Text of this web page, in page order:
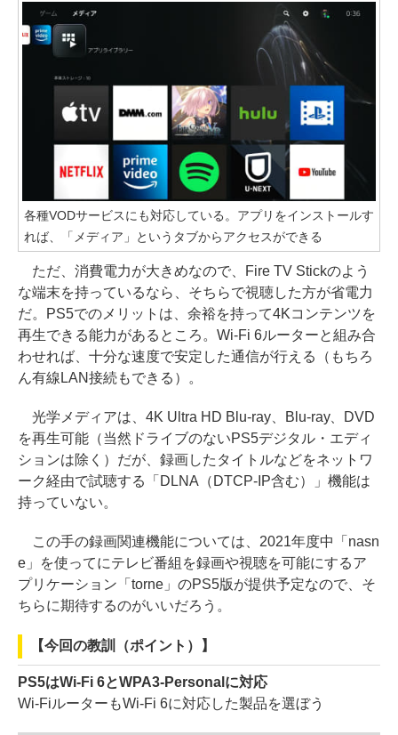
各種VODサービスにも対応している。アプリをインストールす
れば、「メディア」というタブからアクセスができる
ただ、消費電力が大きめなので、Fire TV Stickのよう
な端末を持っているなら、そちらで視聴した方が省電力
だ。PS5でのメリットは、余裕を持って4Kコンテンツを
再生できる能力があるところ。Wi-Fi 6ルーターと組み合
わせれば、十分な速度で安定した通信が行える（もちろ
ん有線LAN接続もできる）。
光学メディアは、4K Ultra HD Blu-ray、Blu-ray、DVD
を再生可能（当然ドライブのないPS5デジタル・エディ
ションは除く）だが、録画したタイトルなどをネットワ
ーク経由で試聴する「DLNA（DTCP-IP含む）」機能は
持っていない。
この手の録画関連機能については、2021年度中「nasn
e」を使ってにテレビ番組を録画や視聴を可能にするア
プリケーション「torne」のPS5版が提供予定なので、そ
ちらに期待するのがいいだろう。
【今回の教訓（ポイント）】
PS5はWi-Fi 6とWPA3-Personalに対応
Wi-FiルーターもWi-Fi 6に対応した製品を選ぼう